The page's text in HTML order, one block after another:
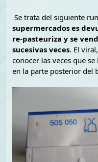
Se trata del siguiente
supermercados es
re-pasteuriza y se
sucesivas veces. El
conocer las veces que
en la parte posterior del